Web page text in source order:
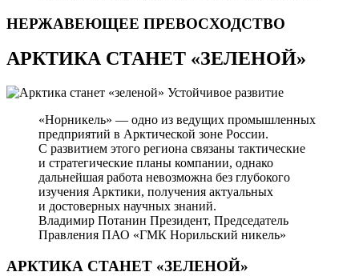
НЕРЖАВЕЮЩЕЕ ПРЕВОСХОДСТВО
АРКТИКА СТАНЕТ «ЗЕЛЕНОЙ»
Устойчивое развитие
«Норникель» — одно из ведущих промышленных
предприятий в Арктической зоне России.
С развитием этого региона связаны тактические
и стратегические планы компании, однако
дальнейшая работа невозможна без глубокого
изучения Арктики, получения актуальных
и достоверных научных знаний.
Владимир Потанин Президент, Председатель
Правления ПАО «ГМК Норильский никель»
АРКТИКА СТАНЕТ «ЗЕЛЕНОЙ»